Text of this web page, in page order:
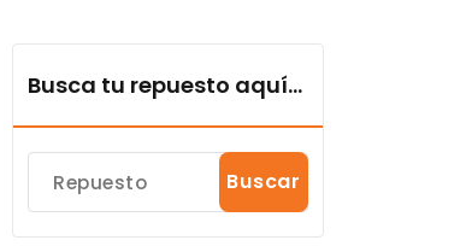
Busca tu repuesto aquí...
Buscar